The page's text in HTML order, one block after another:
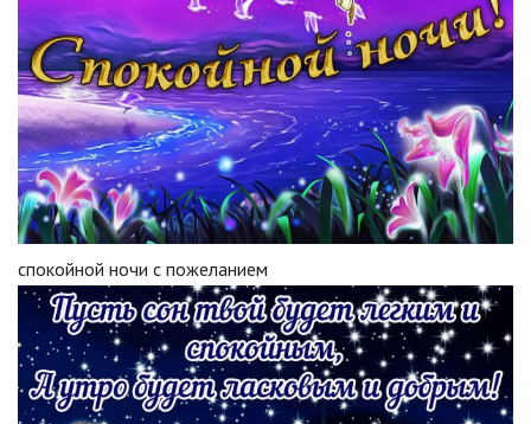
спокойной ночи с пожеланием